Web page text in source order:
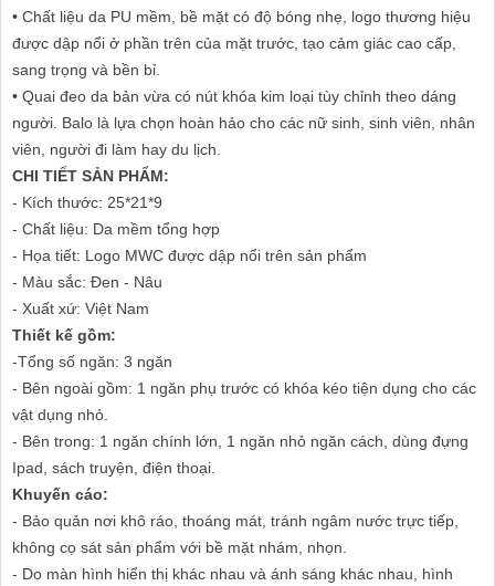
• Chất liệu da PU mềm, bề mặt có độ bóng nhẹ, logo thương hiệu
được dập nổi ở phần trên của mặt trước, tạo cảm giác cao cấp,
sang trọng và bền bỉ.
• Quai đeo da bản vừa có nút khóa kim loại tùy chỉnh theo dáng
người. Balo là lựa chọn hoàn hảo cho các nữ sinh, sinh viên, nhân
viên, người đi làm hay du lịch.
CHI TIẾT SẢN PHẨM:
- Kích thước: 25*21*9
- Chất liệu: Da mềm tổng hợp
- Họa tiết: Logo MWC được dập nổi trên sản phẩm
- Màu sắc: Đen - Nâu
- Xuất xứ: Việt Nam
Thiết kế gồm:
-Tổng số ngăn: 3 ngăn
- Bên ngoài gồm: 1 ngăn phụ trước có khóa kéo tiện dụng cho các
vật dụng nhỏ.
- Bên trong: 1 ngăn chính lớn, 1 ngăn nhỏ ngăn cách, dùng đựng
Ipad, sách truyện, điện thoại.
Khuyến cáo:
- Bảo quản nơi khô ráo, thoáng mát, tránh ngâm nước trực tiếp,
không cọ sát sản phẩm với bề mặt nhám, nhọn.
- Do màn hình hiển thị khác nhau và ánh sáng khác nhau, hình